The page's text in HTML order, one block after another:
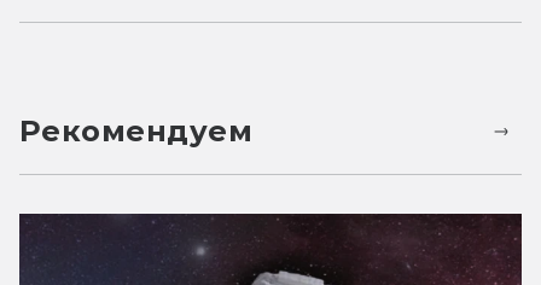
Рекомендуем